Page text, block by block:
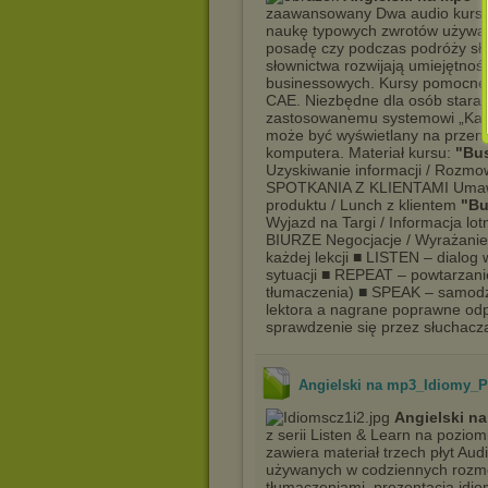
zaawansowany Dwa audio
naukę typowych zwrotów
posadę czy podczas podróży
słownictwa rozwijają
businessowych. Kursy
CAE. Niezbędne dla osób
zastosowanemu systemowi
może być wyświetlany na
komputera. Materiał kursu:
Uzyskiwanie informacji /
SPOTKANIA Z KLIENTAMI
produktu / Lunch z klientem
Wyjazd na Targi / Informacja
BIURZE Negocjacje /
każdej lekcji ■ LISTEN – dialog
sytuacji ■ REPEAT –
tłumaczenia) ■ SPEAK –
lektora a nagrane poprawne
sprawdzenie się przez
Angielski na
Angielski
z serii Listen & Learn na
zawiera materiał trzech płyt
używanych w codziennych